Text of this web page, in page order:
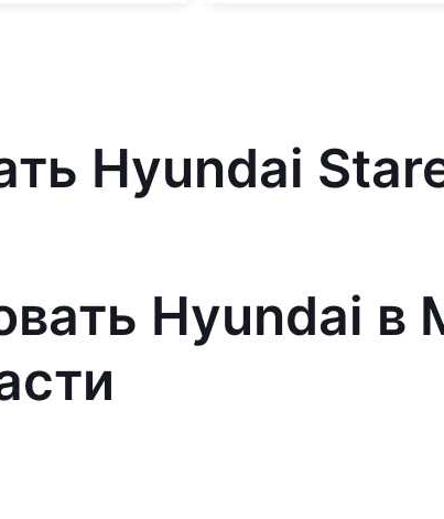
Hyundai
Hyundai в